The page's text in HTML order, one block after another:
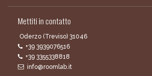
Mettiti in contatto
Oderzo (Treviso) 31046
+39 3939076516
+39 3355338818
info@roomlab.it